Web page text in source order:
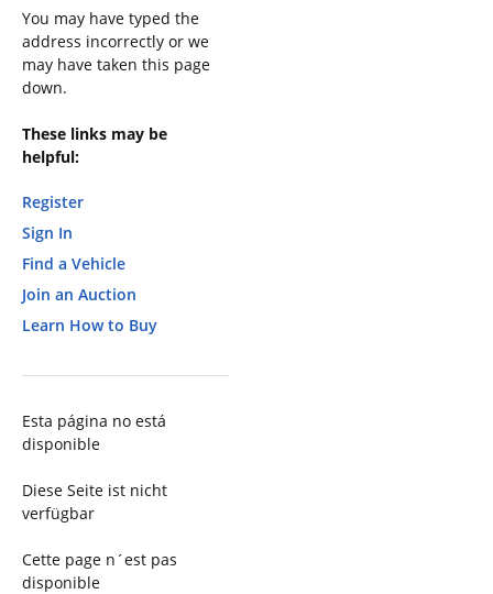
You may have typed the
address incorrectly or we
may have taken this page
down.
These links may be
helpful:
Register
Sign In
Find a Vehicle
Join an Auction
Learn How to Buy
Esta página no está
disponible
Diese Seite ist nicht
verfügbar
Cette page n´est pas
disponible